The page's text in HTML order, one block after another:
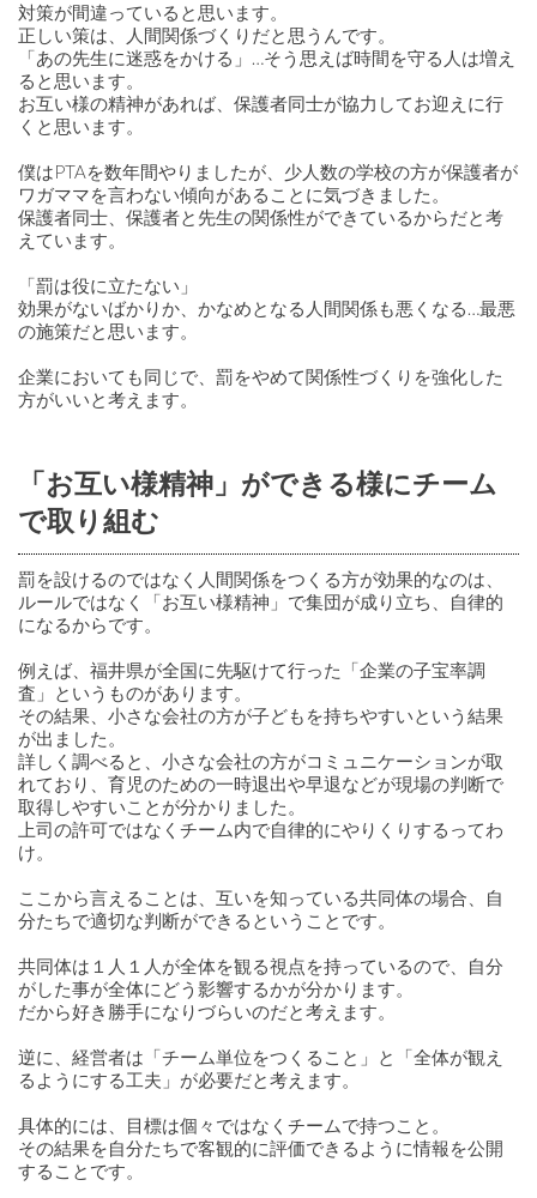
対策が間違っていると思います。
正しい策は、人間関係づくりだと思うんです。
「あの先生に迷惑をかける」…そう思えば時間を守る人は増え
ると思います。
お互い様の精神があれば、保護者同士が協力してお迎えに行
くと思います。
僕はPTAを数年間やりましたが、少人数の学校の方が保護者が
ワガママを言わない傾向があることに気づきました。
保護者同士、保護者と先生の関係性ができているからだと考
えています。
「罰は役に立たない」
効果がないばかりか、かなめとなる人間関係も悪くなる…最悪
の施策だと思います。
企業においても同じで、罰をやめて関係性づくりを強化した
方がいいと考えます。
「お互い様精神」ができる様にチーム
で取り組む
罰を設けるのではなく人間関係をつくる方が効果的なのは、
ルールではなく「お互い様精神」で集団が成り立ち、自律的
になるからです。
例えば、福井県が全国に先駆けて行った「企業の子宝率調
査」というものがあります。
その結果、小さな会社の方が子どもを持ちやすいという結果
が出ました。
詳しく調べると、小さな会社の方がコミュニケーションが取
れており、育児のための一時退出や早退などが現場の判断で
取得しやすいことが分かりました。
上司の許可ではなくチーム内で自律的にやりくりするってわ
け。
ここから言えることは、互いを知っている共同体の場合、自
分たちで適切な判断ができるということです。
共同体は１人１人が全体を観る視点を持っているので、自分
がした事が全体にどう影響するかが分かります。
だから好き勝手になりづらいのだと考えます。
逆に、経営者は「チーム単位をつくること」と「全体が観え
るようにする工夫」が必要だと考えます。
具体的には、目標は個々ではなくチームで持つこと。
その結果を自分たちで客観的に評価できるように情報を公開
することです。